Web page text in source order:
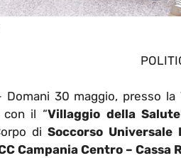
Domani 30 maggio, presso
con il “Villaggio della Salute
di Soccorso Universale
Campania Centro –